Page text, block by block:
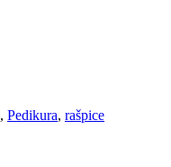
, Pedikura, rašpice